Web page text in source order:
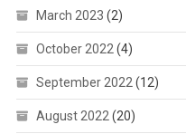
March 2023 (2)
October 2022 (4)
September 2022 (12)
August 2022 (20)